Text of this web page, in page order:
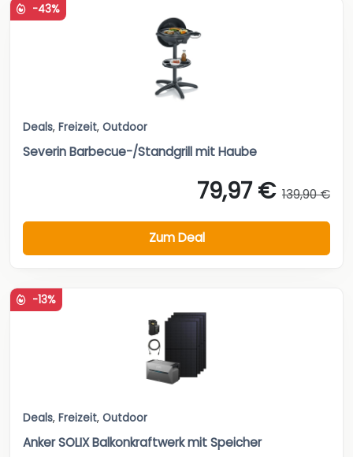
-43%
Deals, Freizeit, Outdoor
Severin Barbecue-/Standgrill mit Haube
79,97 € 139,90 €
Zum Deal
-13%
Deals, Freizeit, Outdoor
Anker SOLIX Balkonkraftwerk mit Speicher